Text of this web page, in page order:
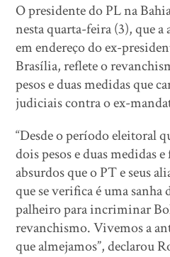
O presidente do PL na
nesta quarta-feira (3), que a
em endereço do ex-
Brasília, reflete o
pesos e duas medidas que
judiciais contra o ex-
“Desde o período eleitoral
dois pesos e duas medidas
absurdos que o PT e seus
que se verifica é uma
palheiro para incriminar
revanchismo. Vivemos a
que almejamos”, declarou